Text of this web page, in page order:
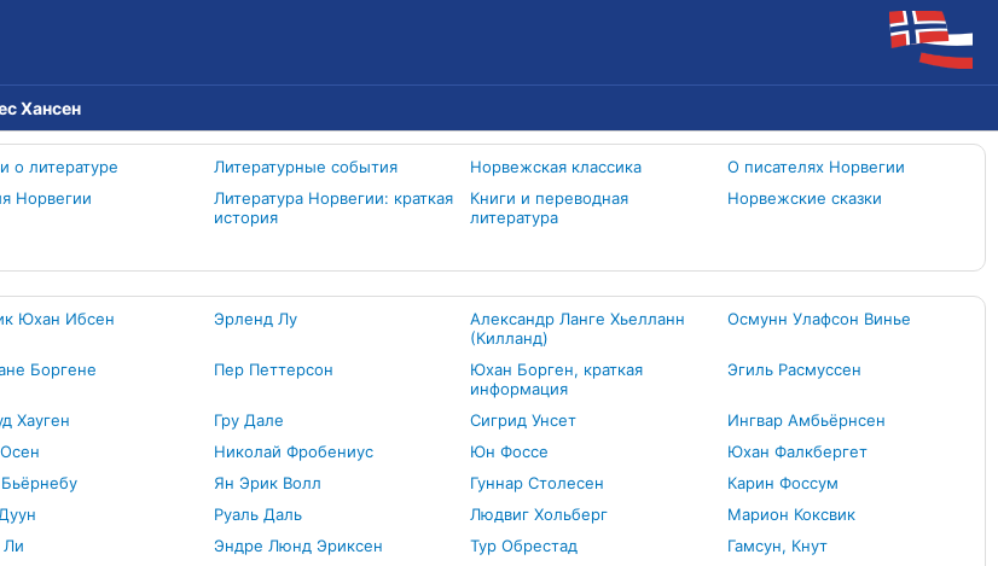
Хансен
о литературе Литературные события Норвежская классика
О писателях Норвегии
Норвегии
Литература Норвегии: краткая
история
Книги и переводная
литература
Норвежские сказки
Юхан Ибсен Эрленд Лу
Александр Ланге Хьелланн
(Килланд)
Осмунн Улафсон Винье
Боргене Пер Петтерсон
Юхан Борген, краткая
информация
Эгиль Расмуссен
Хауген Гру Дале Сигрид Унсет
Ингвар Амбьёрнсен
Николай Фробениус Юн Фоссе
Юхан Фалкбергет
Ян Эрик Волл Гуннар Столесен
Карин Фоссум
Руаль Даль Людвиг Хольберг
Марион Коксвик
Эндре Люнд Эриксен Тур Обрестад
Гамсун, Кнут